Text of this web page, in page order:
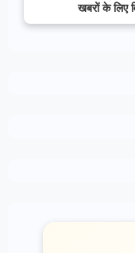
खबरों के लिए